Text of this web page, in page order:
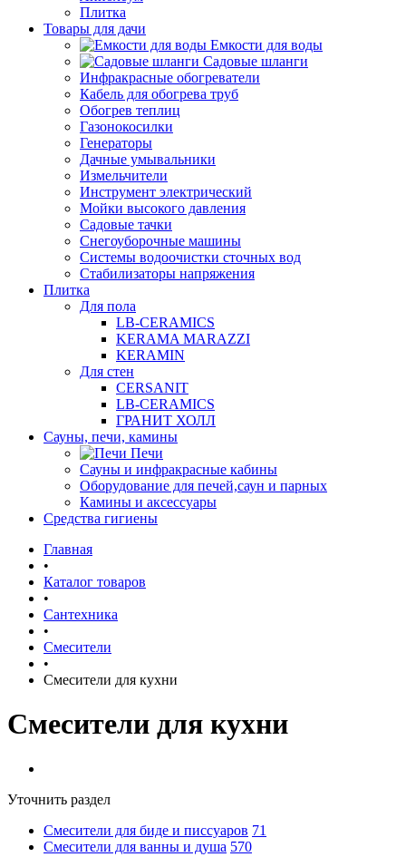
Плитка
Товары для дачи
Емкости для воды
Садовые шланги
Инфракрасные обогреватели
Кабель для обогрева труб
Обогрев теплиц
Газонокосилки
Генераторы
Дачные умывальники
Измельчители
Инструмент электрический
Мойки высокого давления
Садовые тачки
Снегоуборочные машины
Системы водоочистки сточных вод
Стабилизаторы напряжения
Плитка
Для пола
LB-CERAMICS
KERAMA MARAZZI
KERAMIN
Для стен
CERSANIT
LB-CERAMICS
ГРАНИТ ХОЛЛ
Сауны, печи, камины
Печи
Сауны и инфракрасные кабины
Оборудование для печей,саун и парных
Камины и аксессуары
Средства гигиены
Главная
•
Каталог товаров
•
Сантехника
•
Смесители
•
Смесители для кухни
Смесители для кухни
Уточнить раздел
Смесители для биде и писсуаров 71
Смесители для ванны и душа 570